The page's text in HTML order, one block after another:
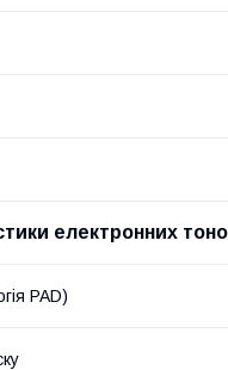
електронних
PAD)